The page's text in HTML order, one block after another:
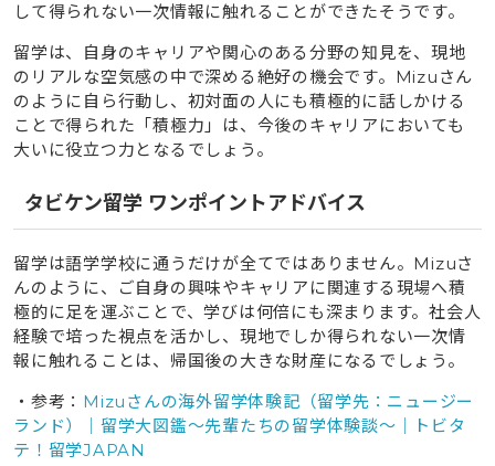
して得られない一次情報に触れることができたそうです。
留学は、自身のキャリアや関心のある分野の知見を、現地
のリアルな空気感の中で深める絶好の機会です。Mizuさん
のように自ら行動し、初対面の人にも積極的に話しかける
ことで得られた「積極力」は、今後のキャリアにおいても
大いに役立つ力となるでしょう。
タビケン留学 ワンポイントアドバイス
留学は語学学校に通うだけが全てではありません。Mizuさ
んのように、ご自身の興味やキャリアに関連する現場へ積
極的に足を運ぶことで、学びは何倍にも深まります。社会人
経験で培った視点を活かし、現地でしか得られない一次情
報に触れることは、帰国後の大きな財産になるでしょう。
・参考： Mizuさんの海外留学体験記（留学先：ニュージー
ランド）｜留学大図鑑～先輩たちの留学体験談～｜トビタ
テ！留学JAPAN